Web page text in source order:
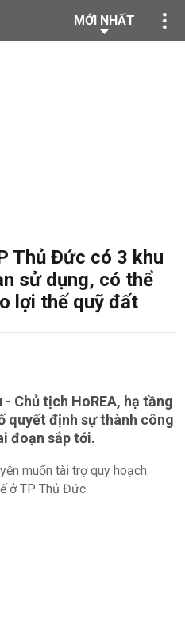
MỚI NHẤT
Thủ Đức có 3 khu
sử dụng, có thể
lợi thế quỹ đất
Chủ tịch HoREA, hạ tầng
quyết định sự thành công
đoạn sắp tới.
muốn tài trợ quy hoạch
ở TP Thủ Đức